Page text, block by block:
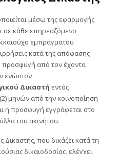
μέσω της εφαρμογής
σε κάθε επηρεαζόμενο
εμπράγματου
κατά της απόφασης
προσφυγή από τον έχοντα
ενώπιον
Δικαστή εντός
μηνών από την κοινοποίηση
η προσφυγή εγγράφεται στο
του ακινήτου.
Δικαστής, που δικάζει κατά τη
δικαιοδοσίας, ελέγχει